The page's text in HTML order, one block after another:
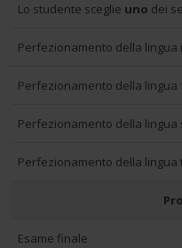
Lo studente sceglie uno dei
Perfezionamento della lingua
Perfezionamento della lingua
Perfezionamento della lingua
Perfezionamento della lingua
Esame finale